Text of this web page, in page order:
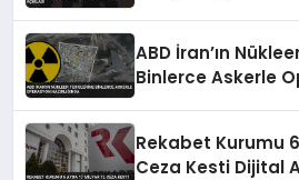
ABD İran’ın
Binlerce Askerle
Rekabet Kurumu
Ceza Kesti Dijital